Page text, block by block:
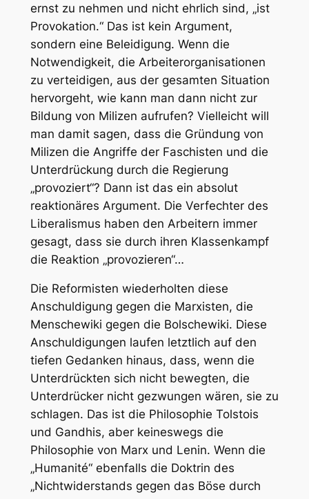
ernst zu nehmen und nicht ehrlich sind, „ist
Provokation.“ Das ist kein Argument,
sondern eine Beleidigung. Wenn die
Notwendigkeit, die Arbeiterorganisationen
zu verteidigen, aus der gesamten Situation
hervorgeht, wie kann man dann nicht zur
Bildung von Milizen aufrufen? Vielleicht will
man damit sagen, dass die Gründung von
Milizen die Angriffe der Faschisten und die
Unterdrückung durch die Regierung
„provoziert“? Dann ist das ein absolut
reaktionäres Argument. Die Verfechter des
Liberalismus haben den Arbeitern immer
gesagt, dass sie durch ihren Klassenkampf
die Reaktion „provozieren“…
Die Reformisten wiederholten diese
Anschuldigung gegen die Marxisten, die
Menschewiki gegen die Bolschewiki. Diese
Anschuldigungen laufen letztlich auf den
tiefen Gedanken hinaus, dass, wenn die
Unterdrückten sich nicht bewegten, die
Unterdrücker nicht gezwungen wären, sie zu
schlagen. Das ist die Philosophie Tolstois
und Gandhis, aber keineswegs die
Philosophie von Marx und Lenin. Wenn die
„Humanité“ ebenfalls die Doktrin des
„Nichtwiderstands gegen das Böse durch